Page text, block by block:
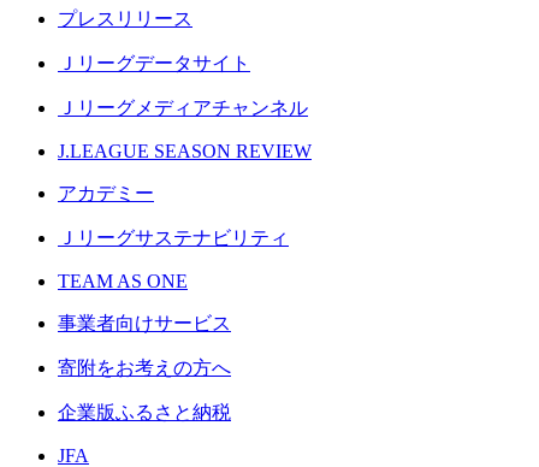
プレスリリース
Ｊリーグデータサイト
Ｊリーグメディアチャンネル
J.LEAGUE SEASON REVIEW
アカデミー
Ｊリーグサステナビリティ
TEAM AS ONE
事業者向けサービス
寄附をお考えの方へ
企業版ふるさと納税
JFA